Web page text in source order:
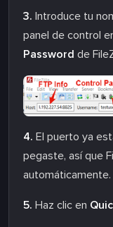
3. Introduce tu
panel de control
Password de
4. El puerto ya
pegaste, así que
automáticamente.
5. Haz clic en